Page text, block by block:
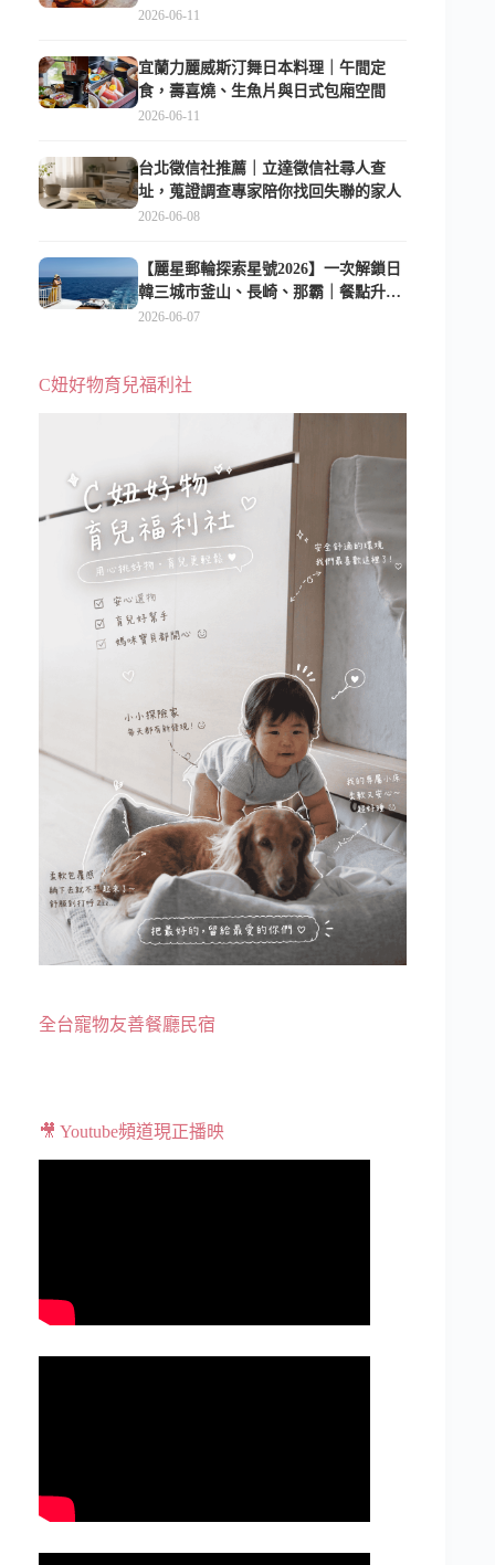
2026-06-11
宜蘭力麗威斯汀舞日本料理｜午間定
食，壽喜燒、生魚片與日式包廂空間
2026-06-11
台北徵信社推薦｜立達徵信社尋人查
址，蒐證調查專家陪你找回失聯的家人
2026-06-08
【麗星郵輪探索星號2026】一次解鎖日
韓三城市釜山、長崎、那霸｜餐點升
級、表演更新、船上慶生超難忘
2026-06-07
C妞好物育兒福利社
全台寵物友善餐廳民宿
🎥 Youtube頻道現正播映